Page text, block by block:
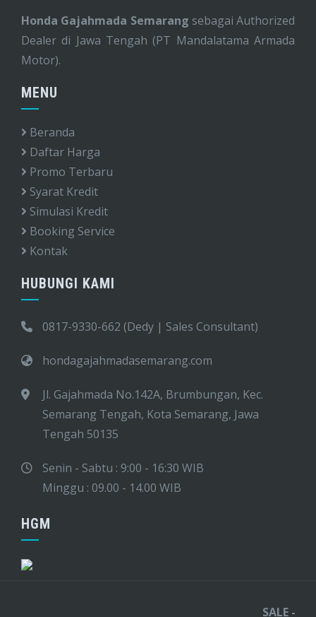
Honda Gajahmada Semarang sebagai Authorized
Dealer di Jawa Tengah (PT Mandalatama Armada
Motor).
MENU
Beranda
Daftar Harga
Promo Terbaru
Syarat Kredit
Simulasi Kredit
Booking Service
Kontak
HUBUNGI KAMI
0817-9330-662 (Dedy | Sales Consultant)
hondagajahmadasemarang.com
Jl. Gajahmada No.142A, Brumbungan, Kec.
Semarang Tengah, Kota Semarang, Jawa
Tengah 50135
Senin - Sabtu : 9:00 - 16:30 WIB
Minggu : 09.00 - 14.00 WIB
HGM
SALE -